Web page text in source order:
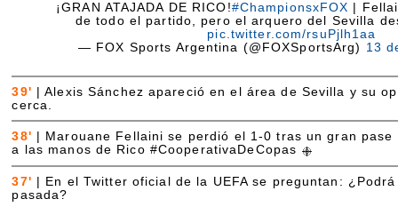
¡GRAN ATAJADA DE RICO!#ChampionsxFOX |
de todo el partido, pero el arquero del Sevilla
pic.twitter.com/rsuPjlh1aa
— FOX Sports Argentina (@FOXSportsArg) 13
39' |Alexis Sánchez apareció en el área de Sevilla y su
cerca.
38'
Marouane Fellaini se perdió el 1-0 tras un gran
a las manos de Rico #CooperativaDeCopas
37'
En el Twitter oficial de la UEFA se preguntan:
pasada?